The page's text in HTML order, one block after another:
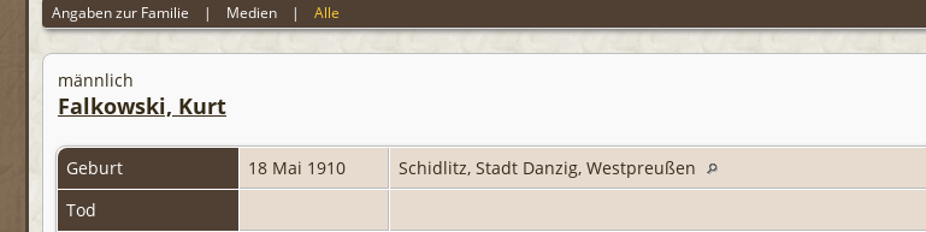
Angaben zur Familie | Medien |Alle
männlich
Falkowski, Kurt
Geburt 18 Mai 1910
Schidlitz, Stadt Danzig, Westpreußen
Tod